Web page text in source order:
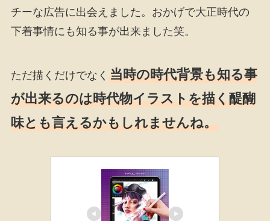
チーな広告に出会えました。おかげで大正時代の
下着事情にも知る事が出来ました笑。
ただ描くだけでなく 当時の時代背景も知る事
が出来るのは時代物イラストを描く醍醐
味とも言えるかもしれませんね。